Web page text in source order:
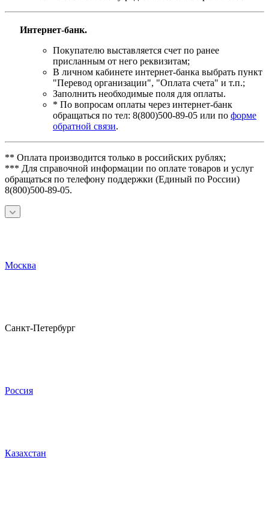
Интернет-банк.
Покупателю выставляется счет по ранее
присланным от него реквизитам;
В личном кабинете интернет-банка выбрать пункт
"Перевод организации", "Оплата счета" и т.п.;
Заполнить необходимые поля для оплаты.
* По вопросам оплаты через интернет-банк
обращаться по тел: 8(800)500-89-05 или по форме
обратной связи.
** Оплата производится только в российских рублях;
*** Для справочной информации по оплате товаров и услуг
обращаться по телефону поддержки (Единый по России)
8(800)500-89-05.
Москва
Санкт-Петербург
Россия
Казахстан